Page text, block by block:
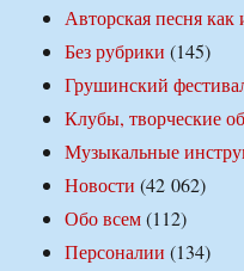
Авторская песня как
Без рубрики (145)
Грушинский
Клубы, творческие
Музыкальные
Новости (42 062)
Обо всем(112)
Персоналии (134)